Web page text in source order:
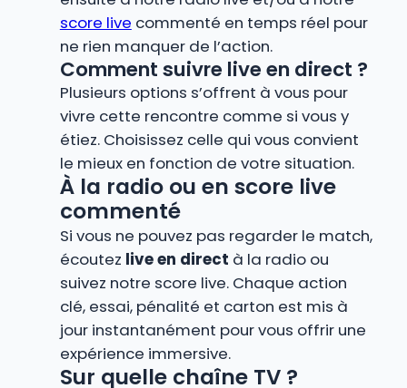
score live commenté en temps réel pour
ne rien manquer de l’action.
Comment suivre live en direct ?
Plusieurs options s’offrent à vous pour
vivre cette rencontre comme si vous y
étiez. Choisissez celle qui vous convient
le mieux en fonction de votre situation.
À la radio ou en score live
commenté
Si vous ne pouvez pas regarder le match,
écoutez live en direct à la radio ou
suivez notre score live. Chaque action
clé, essai, pénalité et carton est mis à
jour instantanément pour vous offrir une
expérience immersive.
Sur quelle chaîne TV ?